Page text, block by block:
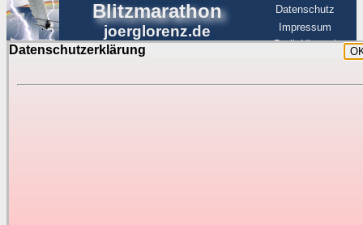
Datenschutzerklärung
Blitzmarathon
joerglorenz.de
Datenschutz
Impressum
BerlinHimmel
Blitzmarathon
Luftfahrt